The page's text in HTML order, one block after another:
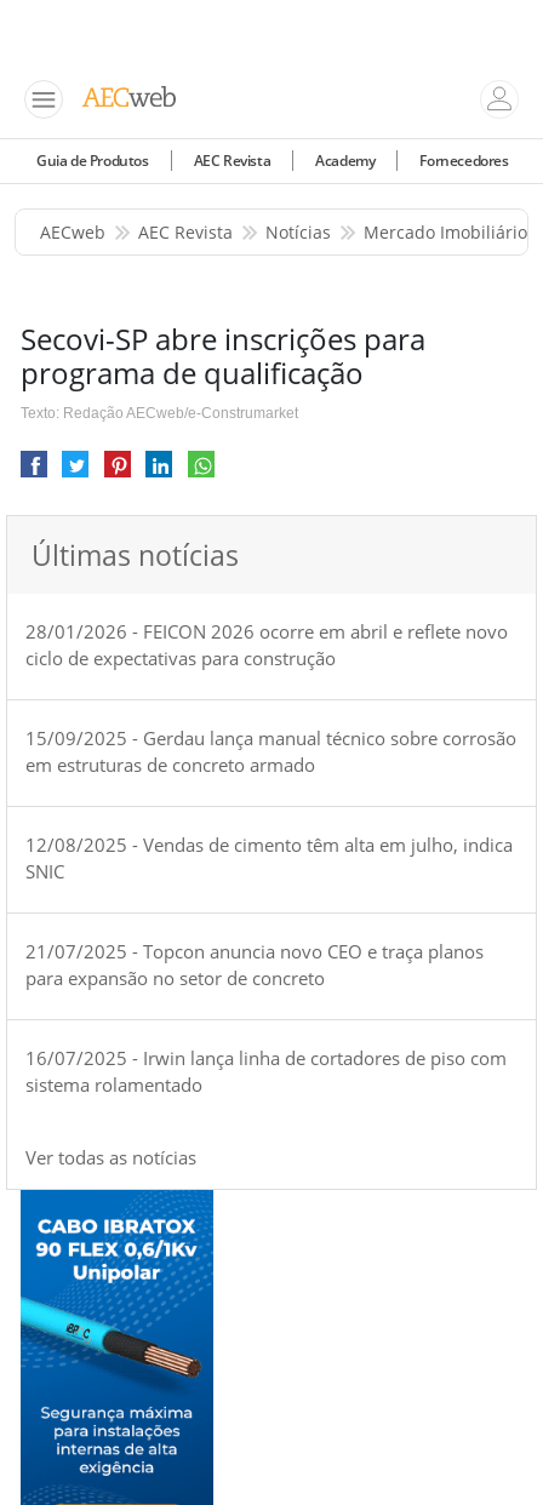
Guia de Produtos AEC Revista Academy Fornecedores
AECweb AEC Revista Notícias Mercado Imobiliário
Secovi-SP abre inscrições para
programa de qualificação
Texto: Redação AECweb/e-Construmarket
Últimas notícias
28/01/2026 - FEICON 2026 ocorre em abril e reflete novo
ciclo de expectativas para construção
15/09/2025 - Gerdau lança manual técnico sobre corrosão
em estruturas de concreto armado
12/08/2025 - Vendas de cimento têm alta em julho, indica
SNIC
21/07/2025 - Topcon anuncia novo CEO e traça planos
para expansão no setor de concreto
16/07/2025 - Irwin lança linha de cortadores de piso com
sistema rolamentado
Ver todas as notícias